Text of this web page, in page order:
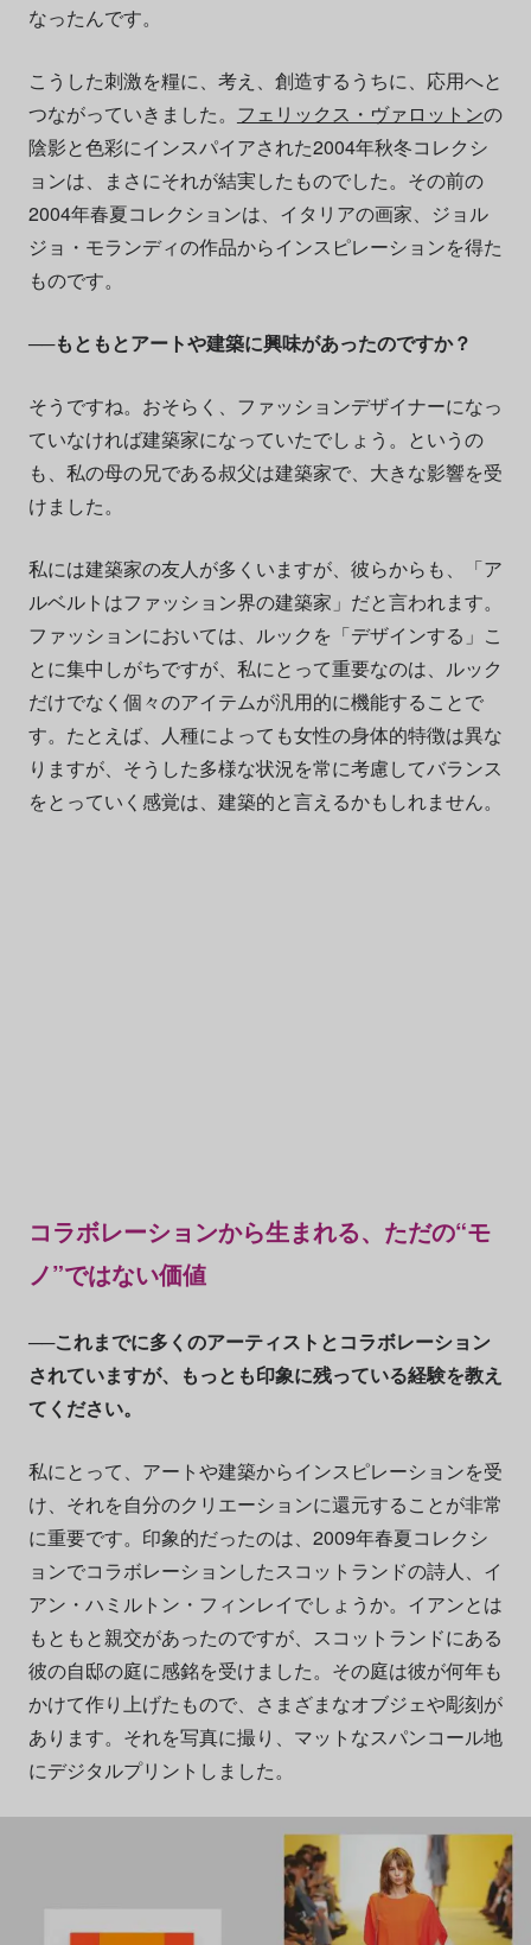
なったんです。
こうした刺激を糧に、考え、創造するうちに、応用へと
つながっていきました。 フェリックス・ヴァロットンの
陰影と色彩にインスパイアされた2004年秋冬コレクシ
ョンは、まさにそれが結実したものでした。その前の
2004年春夏コレクションは、イタリアの画家、ジョル
ジョ・モランディの作品からインスピレーションを得た
ものです。
──もともとアートや建築に興味があったのですか？
そうですね。おそらく、ファッションデザイナーになっ
ていなければ建築家になっていたでしょう。というの
も、私の母の兄である叔父は建築家で、大きな影響を受
けました。
私には建築家の友人が多くいますが、彼らからも、「ア
ルベルトはファッション界の建築家」だと言われます。
ファッションにおいては、ルックを「デザインする」こ
とに集中しがちですが、私にとって重要なのは、ルック
だけでなく個々のアイテムが汎用的に機能することで
す。たとえば、人種によっても女性の身体的特徴は異な
りますが、そうした多様な状況を常に考慮してバランス
をとっていく感覚は、建築的と言えるかもしれません。
コラボレーションから生まれる、ただの“モ
ノ”ではない価値
──これまでに多くのアーティストとコラボレーション
されていますが、もっとも印象に残っている経験を教え
てください。
私にとって、アートや建築からインスピレーションを受
け、それを自分のクリエーションに還元することが非常
に重要です。印象的だったのは、2009年春夏コレクシ
ョンでコラボレーションしたスコットランドの詩人、イ
アン・ハミルトン・フィンレイでしょうか。イアンとは
もともと親交があったのですが、スコットランドにある
彼の自邸の庭に感銘を受けました。その庭は彼が何年も
かけて作り上げたもので、さまざまなオブジェや彫刻が
あります。それを写真に撮り、マットなスパンコール地
にデジタルプリントしました。